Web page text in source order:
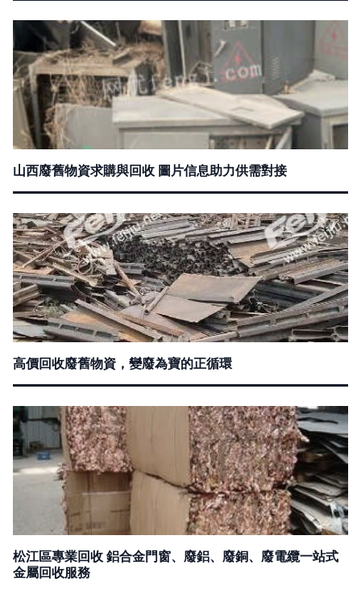
山西廢舊物資求購與回收 圖片信息助力供需對接
高價回收廢舊物資，變廢為寶的正循環
松江區專業回收 鋁合金門窗、廢鋁、廢銅、廢電纜一站式
金屬回收服務